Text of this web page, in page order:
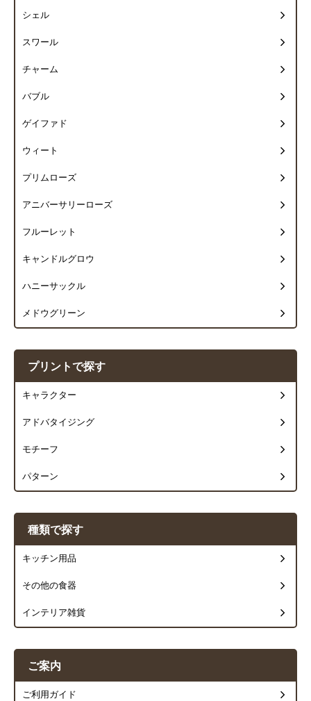
シェル
スワール
チャーム
バブル
ゲイファド
ウィート
プリムローズ
アニバーサリーローズ
フルーレット
キャンドルグロウ
ハニーサックル
メドウグリーン
プリントで探す
キャラクター
アドバタイジング
モチーフ
パターン
種類で探す
キッチン用品
その他の食器
インテリア雑貨
ご案内
ご利用ガイド